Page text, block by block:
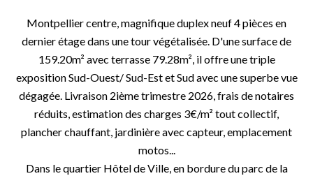
Montpellier centre, magnifique duplex neuf 4 pièces en
dernier étage dans une tour végétalisée. D'une surface de
159.20m² avec terrasse 79.28m², il offre une triple
exposition Sud-Ouest/ Sud-Est et Sud avec une superbe vue
dégagée. Livraison 2ième trimestre 2026, frais de notaires
réduits, estimation des charges 3€/m² tout collectif,
plancher chauffant, jardinière avec capteur, emplacement
motos...
Dans le quartier Hôtel de Ville, en bordure du parc de la